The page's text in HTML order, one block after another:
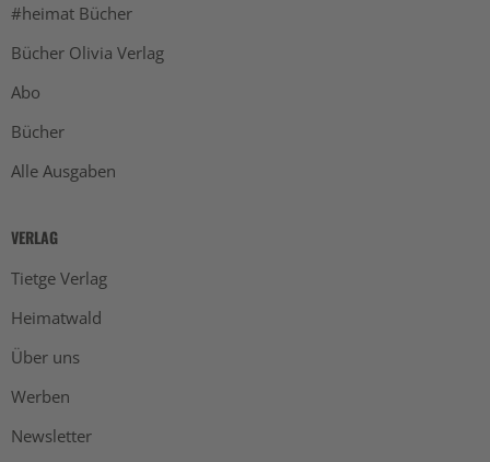
#heimat Bücher
Bücher Olivia Verlag
Abo
Bücher
Alle Ausgaben
VERLAG
Tietge Verlag
Heimatwald
Über uns
Werben
Newsletter